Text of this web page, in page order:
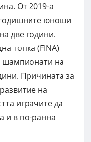
От 2019-а
юноши
две години.
топка (FINA)
шампионати на
Причината за
на
играчите да
и в по-ранна